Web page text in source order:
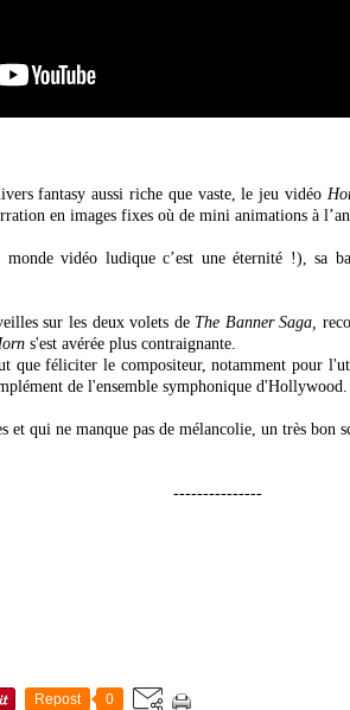
fantasy aussi riche que vaste, le jeu vidéo
en images fixes où de mini animations à
vidéo ludique c’est une éternité !), sa
sur les deux volets de The Banner Saga,
s'est avérée plus contraignante.
que féliciter le compositeur, notamment pour
de l'ensemble symphonique d'Hollywood.
et qui ne manque pas de mélancolie, un très bon
---------------
Repost 0